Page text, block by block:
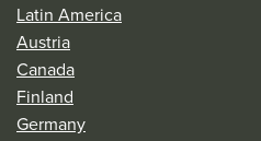
Latin America
Austria
Canada
Finland
Germany